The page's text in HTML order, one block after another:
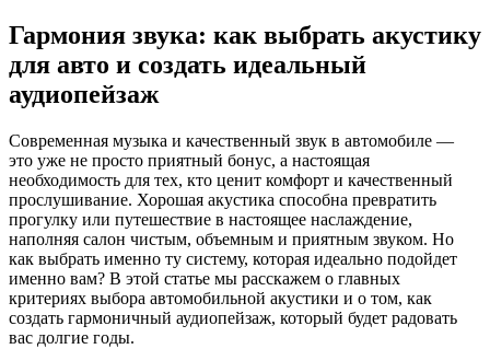
Гармония звука: как выбрать акустику
для авто и создать идеальный
аудиопейзаж
Современная музыка и качественный звук в автомобиле —
это уже не просто приятный бонус, а настоящая
необходимость для тех, кто ценит комфорт и качественный
прослушивание. Хорошая акустика способна превратить
прогулку или путешествие в настоящее наслаждение,
наполняя салон чистым, объемным и приятным звуком. Но
как выбрать именно ту систему, которая идеально подойдет
именно вам? В этой статье мы расскажем о главных
критериях выбора автомобильной акустики и о том, как
создать гармоничный аудиопейзаж, который будет радовать
вас долгие годы.